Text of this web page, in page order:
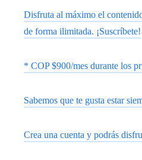
Disfruta al máximo el
de forma ilimitada. ¡Suscríbete!
* COP $900/mes durante los
Sabemos que te gusta estar
Crea una cuenta y podrás